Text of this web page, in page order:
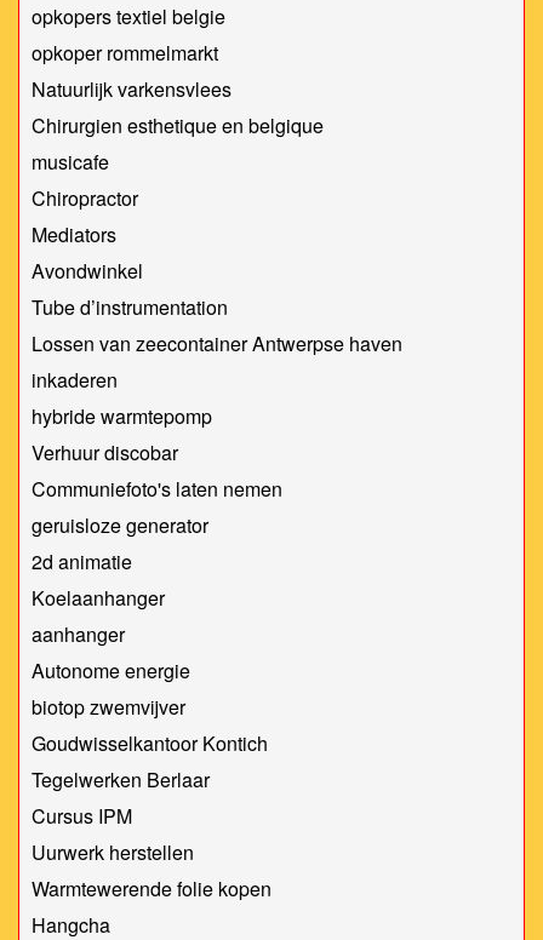
opkopers textiel belgie
opkoper rommelmarkt
Natuurlijk varkensvlees
Chirurgien esthetique en belgique
musicafe
Chiropractor
Mediators
Avondwinkel
Tube d’instrumentation
Lossen van zeecontainer Antwerpse haven
inkaderen
hybride warmtepomp
Verhuur discobar
Communiefoto's laten nemen
geruisloze generator
2d animatie
Koelaanhanger
aanhanger
Autonome energie
biotop zwemvijver
Goudwisselkantoor Kontich
Tegelwerken Berlaar
Cursus IPM
Uurwerk herstellen
Warmtewerende folie kopen
Hangcha